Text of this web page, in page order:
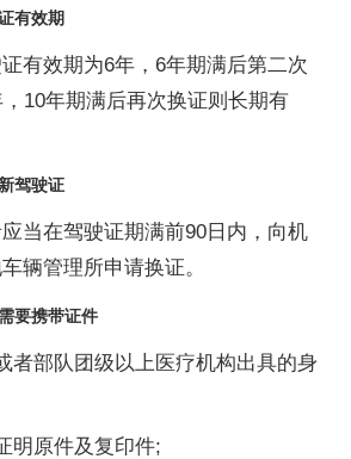
有效期
有效期为6年，6年期满后第二次
10年期满后再次换证则长期有
驾驶证
当在驾驶证期满前90日内，向机
辆管理所申请换证。
要携带证件
者部队团级以上医疗机构出具的身
明原件及复印件;